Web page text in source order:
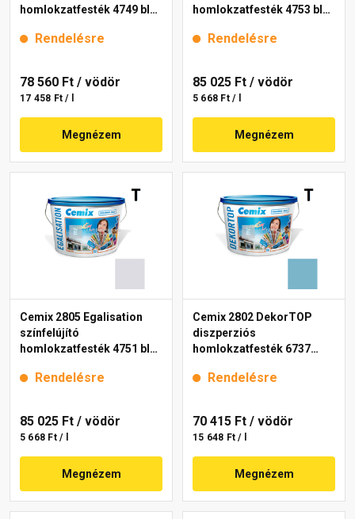
homlokzatfesték 4749 blue
Rendelésre
78 560 Ft / vödör
17 458 Ft / l
Megnézem
homlokzatfesték 4753 blue
Rendelésre
85 025 Ft / vödör
5 668 Ft / l
Megnézem
Cemix 2805 Egalisation
színfelújító
homlokzatfesték 4751 blue
Rendelésre
85 025 Ft / vödör
5 668 Ft / l
Megnézem
Cemix 2802 DekorTOP
diszperziós
homlokzatfesték 6737
Rendelésre
70 415 Ft / vödör
15 648 Ft / l
Megnézem